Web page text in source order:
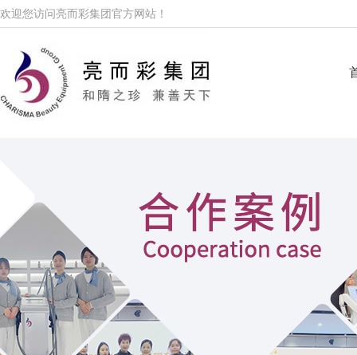
欢迎您访问亮而彩集团官方网站！